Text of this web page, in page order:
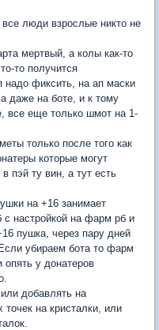
люди взрослые никто не
мертвый, а колы как-то
то получится
надо фиксить, на ап маски
даже на боте, и к тому
все еще только шмот на 1-
только после того как
которые могут
пэй ту вин, а тут есть
на +16 занимает
настройкой на фарм рб и
пушка, через пару дней
убираем бота то фарм
опять у донатеров
добавлять на
на кристалки, или